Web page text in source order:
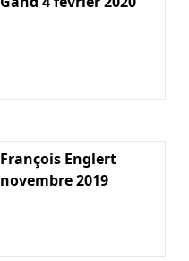
François Englert
novembre 2019